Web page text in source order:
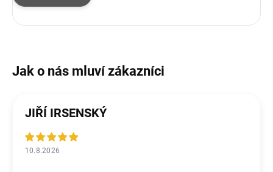
JIŘÍ IRSENSKÝ
10.8.2026